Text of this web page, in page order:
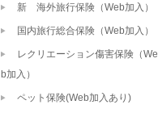
新 海外旅行保険（Web加入）
国内旅行総合保険（Web加入）
レクリエーション傷害保険（We
b加入）
ペット保険(Web加入あり)